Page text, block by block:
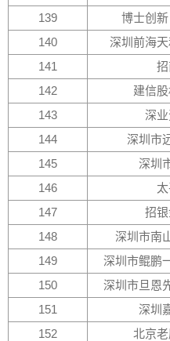
139
博士创
140
深圳前海
141
142
建信
143
深
144
深圳市
145
深圳
146
147
招
148
深圳市南
149
深圳市鲲鹏
150
深圳市旦恩
151
深圳
152
北京